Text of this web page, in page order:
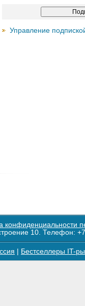
Управление
конфиденциальности
10. Телефон:
Бестселлеры IT-